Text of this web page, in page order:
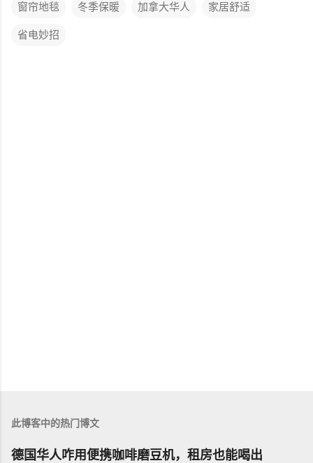
窗帘地毯 冬季保暖 加拿大华人 家居舒适
省电妙招
此博客中的热门博文
德国华人咋用便携咖啡磨豆机，租房也能喝出